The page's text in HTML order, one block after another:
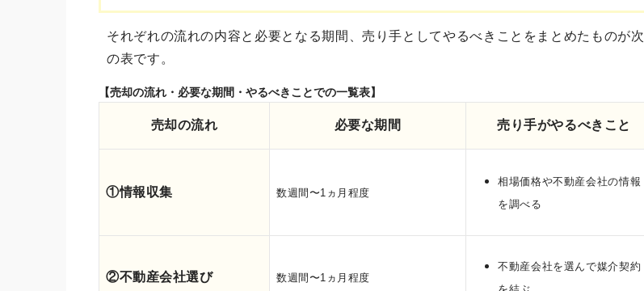
それぞれの流れの内容と必要となる期間、売り手としてやるべきことをまとめたものが次
の表です。
【売却の流れ・必要な期間・やるべきことでの一覧表】
売却の流れ 必要な期間 売り手がやるべきこと
①情報収集 数週間〜1ヵ月程度
相場価格や不動産会社の情報
を調べる
②不動産会社選び 数週間〜1ヵ月程度
不動産会社を選んで媒介契約